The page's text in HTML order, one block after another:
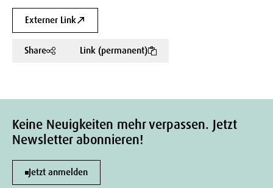
Externer Link
Share Link (permanent)
Keine Neuigkeiten mehr verpassen. Jetzt
Newsletter abonnieren!
Jetzt anmelden